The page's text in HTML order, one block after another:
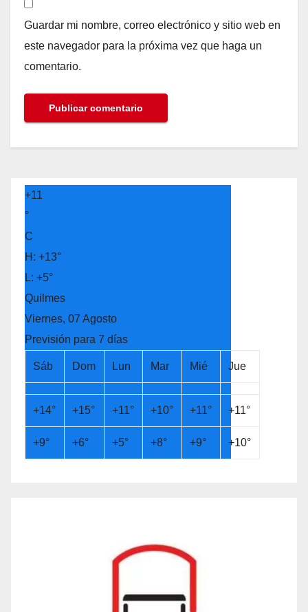
Guardar mi nombre, correo electrónico y sitio web en
este navegador para la próxima vez que haga un
comentario.
+11
°
C
H: +13°
L: +5°
Quilmes
Viernes, 07 Agosto
Previsión para 7 días
Sáb Dom Lun Mar Mié Jue
+14° +15° +11° +10° +11° +11°
+9° +6° +5° +8° +9° +10°